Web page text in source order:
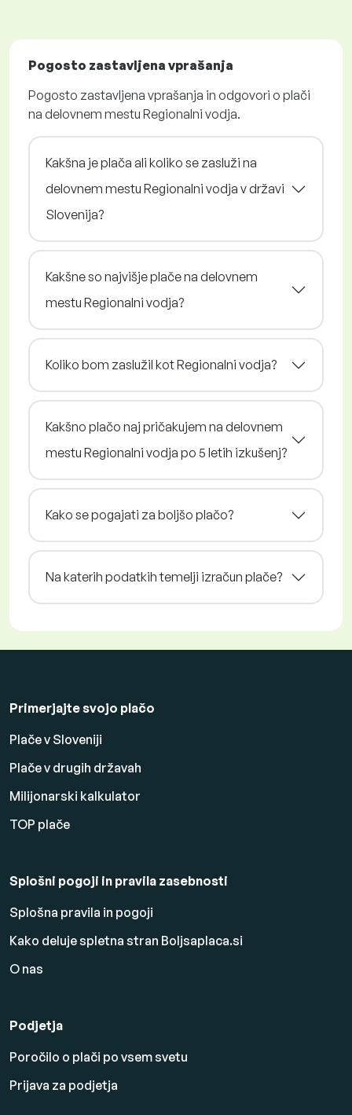
Pogosto zastavljena vprašanja
Pogosto zastavljena vprašanja in odgovori o plači
na delovnem mestu Regionalni vodja.
Kakšna je plača ali koliko se zasluži na
delovnem mestu Regionalni vodja v državi
Slovenija?
Kakšne so najvišje plače na delovnem
mestu Regionalni vodja?
Koliko bom zaslužil kot Regionalni vodja?
Kakšno plačo naj pričakujem na delovnem
mestu Regionalni vodja po 5 letih izkušenj?
Kako se pogajati za boljšo plačo?
Na katerih podatkih temelji izračun plače?
Primerjajte svojo plačo
Plače v Sloveniji
Plače v drugih državah
Milijonarski kalkulator
TOP plače
Splošni pogoji in pravila zasebnosti
Splošna pravila in pogoji
Kako deluje spletna stran Boljsaplaca.si
O nas
Podjetja
Poročilo o plači po vsem svetu
Prijava za podjetja